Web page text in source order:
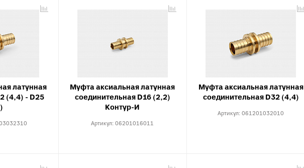
для наружной
для внешней
для монтажа
латунная
(4,4) - D25
Муфта аксиальная латунная
соединительная D16 (2,2)
Контур-И
Артикул:06201016011
Муфта аксиальная латунная
соединительная D32 (4,4)
Артикул:061201032010